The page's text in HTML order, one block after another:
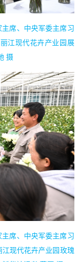
席、中央军委主席习
江现代花卉产业园展
摄
席、中央军委主席习
现代花卉产业园玫瑰